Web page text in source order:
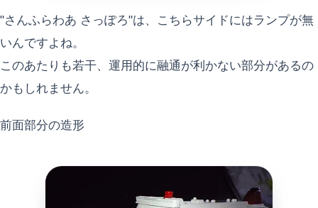
"さんふらわあ さっぽろ"は、こちらサイドにはランプが無
いんですよね。
このあたりも若干、運用的に融通が利かない部分があるの
かもしれません。
前面部分の造形